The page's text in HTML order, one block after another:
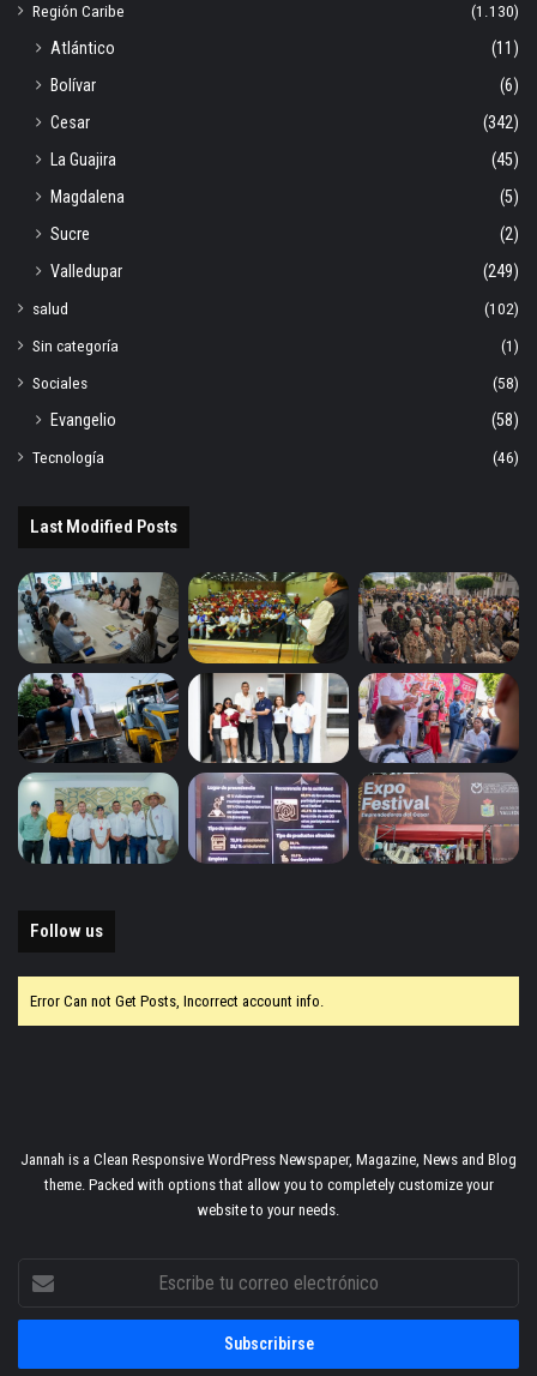
Región Caribe
(1.130)
Atlántico
(11)
Bolívar
(6)
Cesar
(342)
La Guajira
(45)
Magdalena
(5)
Sucre
(2)
Valledupar
(249)
salud
(102)
Sin categoría
(1)
Sociales
(58)
Evangelio
(58)
Tecnología
(46)
Last Modified Posts
Follow us
Error Can not Get Posts, Incorrect account info.
Jannah is a Clean Responsive WordPress Newspaper, Magazine, News and Blog
theme. Packed with options that allow you to completely customize your
website to your needs.
correo